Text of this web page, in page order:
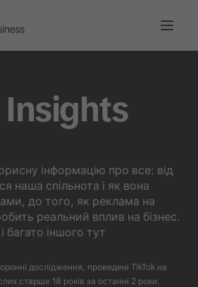
Insights
інформацію про все: від
наша спільнота і як вона
до того, як реклама на
реальний вплив на бізнес.
багато іншого тут
дослідження, проведені TikTok на
старше 18 років за останні 2 роки.